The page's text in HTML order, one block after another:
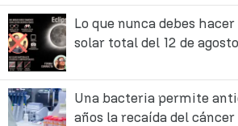
Lo que nunca debes
solar total del 12 de
Una bacteria permite
años la recaída del cáncer